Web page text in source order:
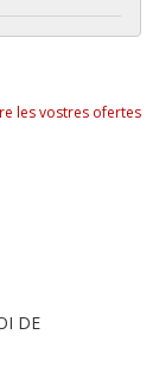
les vostres ofertes
DE